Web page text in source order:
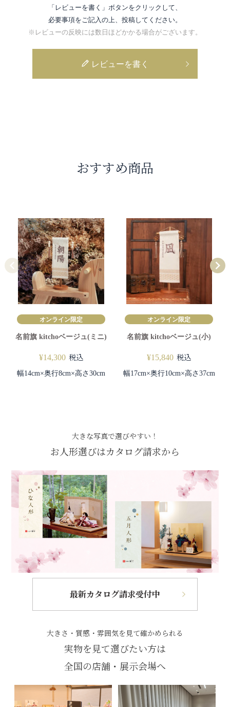
「レビューを書く」ボタンをクリックして、
必要事項をご記入の上、投稿してください。
※レビューの反映には数日ほどかかる場合がございます。
レビューを書く
おすすめ商品
オンライン限定
名前旗 kitchoベージュ(ミニ)
¥14,300 税込
幅14cm×奥行8cm×高さ30cm
オンライン限定
名前旗 kitchoベージュ(小)
¥15,840 税込
幅17cm×奥行10cm×高さ37cm
大きな写真で選びやすい！
お人形選びはカタログ請求から
最新カタログ請求受付中
大きさ・質感・雰囲気を見て確かめられる
実物を見て選びたい方は
全国の店舗・展示会場へ